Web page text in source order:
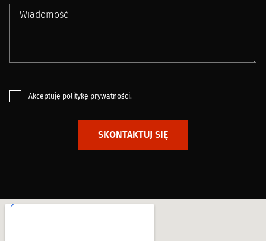
Akceptuję politykę prywatności.
SKONTAKTUJ SIĘ